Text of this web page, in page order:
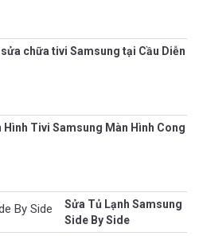
chữa tivi Samsung tại Cầu Diễn
Hình Tivi Samsung Màn Hình Cong
Sửa Tủ Lạnh Samsung
Side By Side